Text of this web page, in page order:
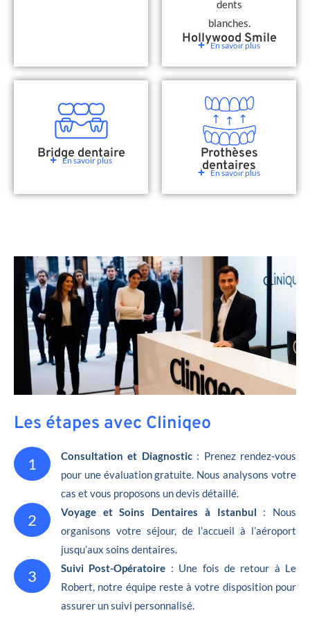
Hollywood Smile
En savoir plus
Bridge dentaire
En savoir plus Prothèses
dentaires
En savoir plus
Les étapes avec Cliniqeo
1 Consultation et Diagnostic: Prenez rendez-vous
pour une évaluation gratuite. Nous analysons votre
cas et vous proposons un devis détaillé.
2 Voyage et Soins Dentaires à Istanbul : Nous
organisons votre séjour, de l’accueil à l’aéroport
jusqu’aux soins dentaires.
3 Suivi Post-Opératoire : Une fois de retour à Le
Robert, notre équipe reste à votre disposition pour
assurer un suivi personnalisé.